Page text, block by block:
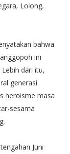
Lolong,
bahwa
ini
dari itu,
generasi
heroisme masa
sesama
Juni